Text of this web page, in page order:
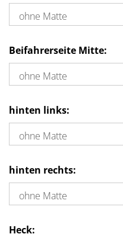
Beifahrerseite Mitte:
hinten links:
hinten rechts:
Heck: